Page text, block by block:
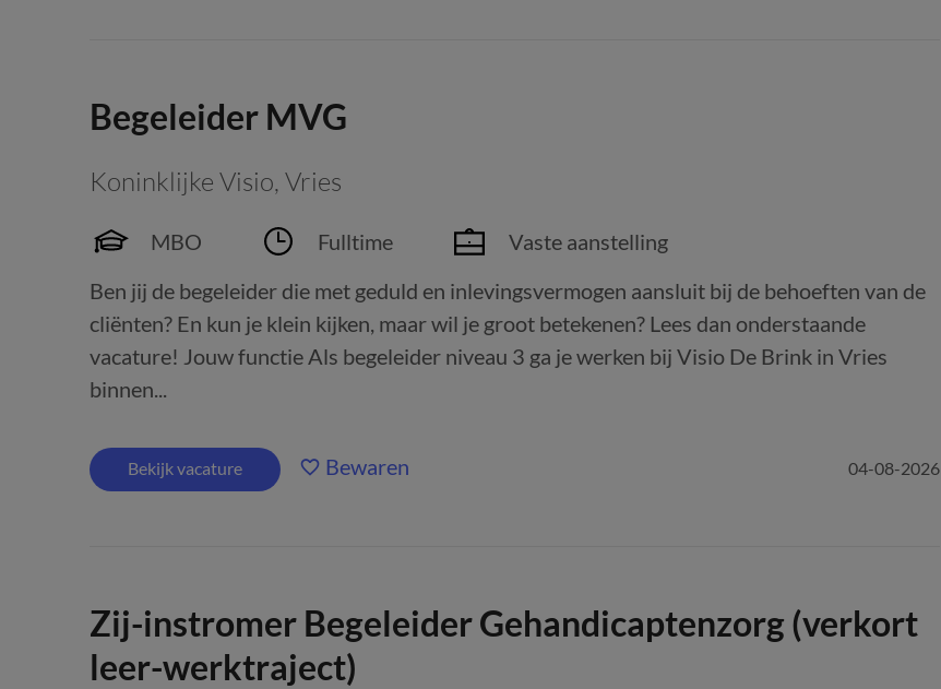
Begeleider MVG
Koninklijke Visio, Vries
MBO Fulltime
Vaste aanstelling
Ben jij de begeleider die met geduld en inlevingsvermogen aansluit bij de behoeften van de
cliënten? En kun je klein kijken, maar wil je groot betekenen? Lees dan onderstaande
vacature! Jouw functie Als begeleider niveau 3 ga je werken bij Visio De Brink in Vries
binnen...
Bekijk vacature Bewaren 04-08-2026
Zij-instromer Begeleider Gehandicaptenzorg (verkort
leer-werktraject)